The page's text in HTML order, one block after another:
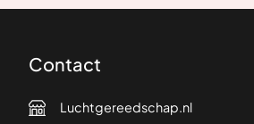
Contact
Luchtgereedschap.nl